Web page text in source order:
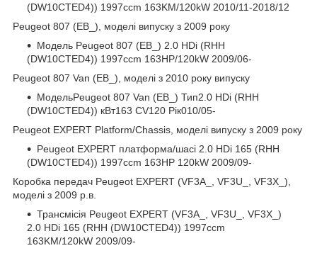
(DW10CTED4)) 1997ccm 163KM/120kW 2010/11-2018/12
Peugeot 807 (EB_), моделі випуску з 2009 року
Модель Peugeot 807 (EB_) 2.0 HDi (RHH
(DW10CTED4)) 1997ccm 163HP/120kW 2009/06-
Peugeot 807 Van (EB_), моделі з 2010 року випуску
МодельPeugeot 807 Van (EB_) Тип2.0 HDi (RHH
(DW10CTED4)) кВт163 CV120 Рік010/05-
Peugeot EXPERT Platform/Chassis, моделі випуску з 2009 року
Peugeot EXPERT платформа/шасі 2.0 HDi 165 (RHH
(DW10CTED4)) 1997ccm 163HP 120kW 2009/09-
Коробка передач Peugeot EXPERT (VF3A_, VF3U_, VF3X_),
моделі з 2009 р.в.
Трансмісія Peugeot EXPERT (VF3A_, VF3U_, VF3X_)
2.0 HDi 165 (RHH (DW10CTED4)) 1997ccm
163KM/120kW 2009/09-